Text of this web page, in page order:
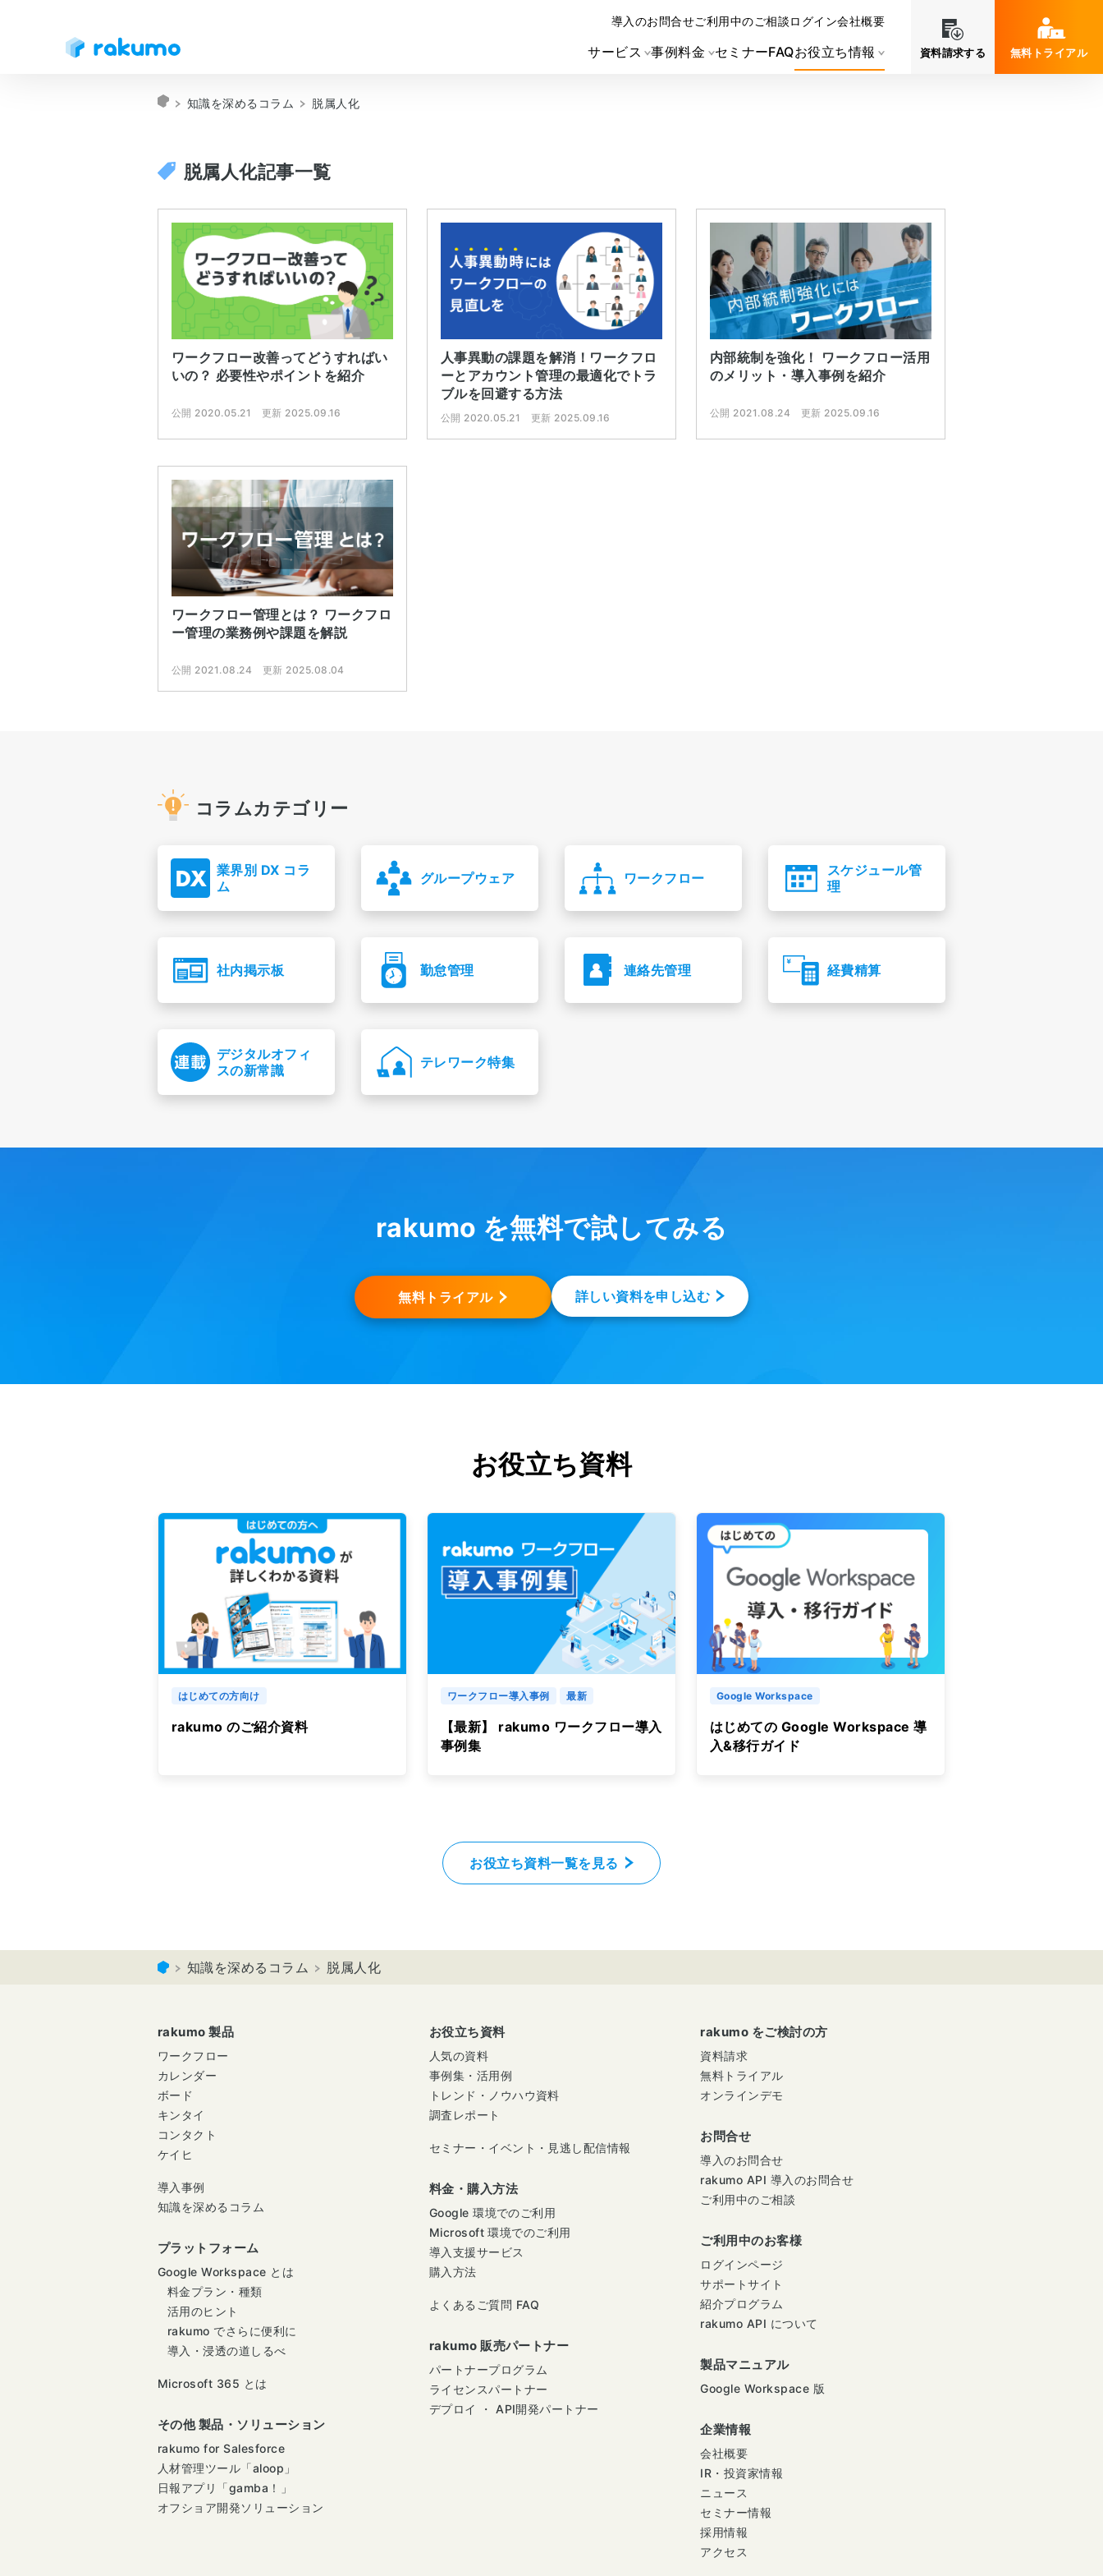
サービス 事例料金 セミナーFAQお役立ち情報
導入のお問合せご利用中のご相談ログイン会社概要
資料請求する 無料トライアル
知識を深めるコラム 脱属人化
脱属人化記事一覧
ワークフロー改善ってどうすればい
いの？ 必要性やポイントを紹介
公開 2020.05.21 更新 2025.09.16
人事異動の課題を解消！ワークフロ
ーとアカウント管理の最適化でトラ
ブルを回避する方法
公開 2020.05.21 更新 2025.09.16
内部統制を強化！ ワークフロー活用
のメリット・導入事例を紹介
公開 2021.08.24 更新 2025.09.16
ワークフロー管理とは？ ワークフロ
ー管理の業務例や課題を解説
公開 2021.08.24 更新 2025.08.04
コラムカテゴリー
業界別 DX コラ
ム
グループウェア ワークフロー
スケジュール管
理
社内掲示板 勤怠管理 連絡先管理 経費精算
デジタルオフィ
スの新常識
テレワーク特集
rakumo を無料で試してみる
無料トライアル 詳しい資料を申し込む
お役立ち資料
はじめての方向け
rakumo のご紹介資料
ワークフロー導入事例 最新
【最新】 rakumo ワークフロー導入
事例集
Google Workspace
はじめての Google Workspace 導
入&移行ガイド
お役立ち資料一覧を見る
知識を深めるコラム 脱属人化
rakumo 製品
ワークフロー
カレンダー
ボード
キンタイ
コンタクト
ケイヒ
導入事例
知識を深めるコラム
プラットフォーム
Google Workspace とは
料金プラン・種類
活用のヒント
rakumo でさらに便利に
導入・浸透の道しるべ
Microsoft 365 とは
その他 製品・ソリューション
rakumo for Salesforce
人材管理ツール「aloop」
日報アプリ「gamba！」
オフショア開発ソリューション
お役立ち資料
人気の資料
事例集・活用例
トレンド・ノウハウ資料
調査レポート
セミナー・イベント・見逃し配信情報
料金・購入方法
Google 環境でのご利用
Microsoft 環境でのご利用
導入支援サービス
購入方法
よくあるご質問 FAQ
rakumo 販売パートナー
パートナープログラム
ライセンスパートナー
デプロイ ・ API開発パートナー
rakumo をご検討の方
資料請求
無料トライアル
オンラインデモ
お問合せ
導入のお問合せ
rakumo API 導入のお問合せ
ご利用中のご相談
ご利用中のお客様
ログインページ
サポートサイト
紹介プログラム
rakumo API について
製品マニュアル
Google Workspace 版
企業情報
会社概要
IR・投資家情報
ニュース
セミナー情報
採用情報
アクセス